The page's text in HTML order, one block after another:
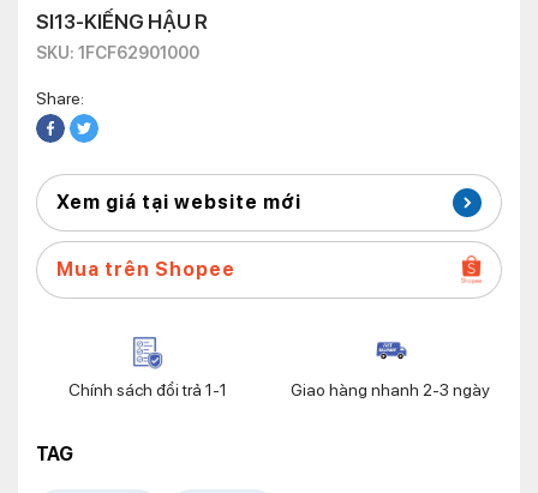
SI13-KIẾNG HẬU R
SKU: 1FCF62901000
Share:
Xem giá tại website mới
Mua trên Shopee
Chính sách đổi trả 1-1 Giao hàng nhanh 2-3 ngày
TAG